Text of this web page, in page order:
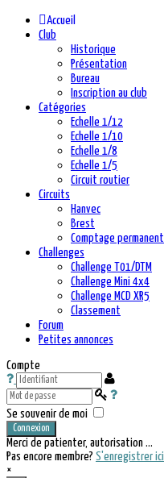
Accueil
Club
Historique
Présentation
Bureau
Inscription au club
Catégories
Echelle 1/12
Echelle 1/10
Echelle 1/8
Echelle 1/5
Circuit routier
Circuits
Hanvec
Brest
Comptage permanent
Challenges
Challenge T01/DTM
Challenge Mini 4x4
Challenge MCD XR5
Classement
Forum
Petites annonces
Compte
Se souvenir de moi
Connexion
Merci de patienter, autorisation ...
Pas encore membre? S'enregistrer ici
×
précédente
précédent
suivante
suivant